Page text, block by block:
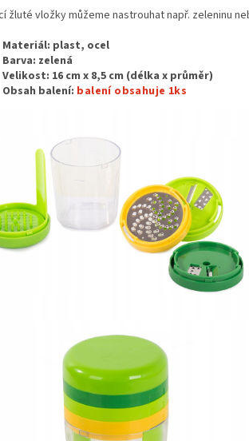
žluté vložky můžeme nastrouhat např. zeleninu
Materiál: plast, ocel
Barva: zelená
Velikost: 16 cm x 8,5 cm (délka x průměr)
Obsah balení: balení obsahuje 1ks